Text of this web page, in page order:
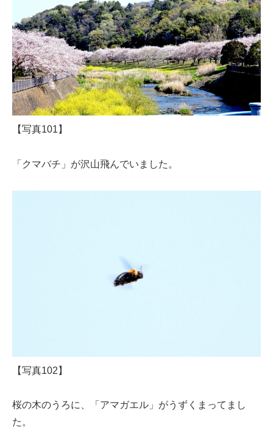
【写真101】
「クマバチ」が沢山飛んでいました。
【写真102】
桜の木のうろに、「アマガエル」がうずくまってまし
た。